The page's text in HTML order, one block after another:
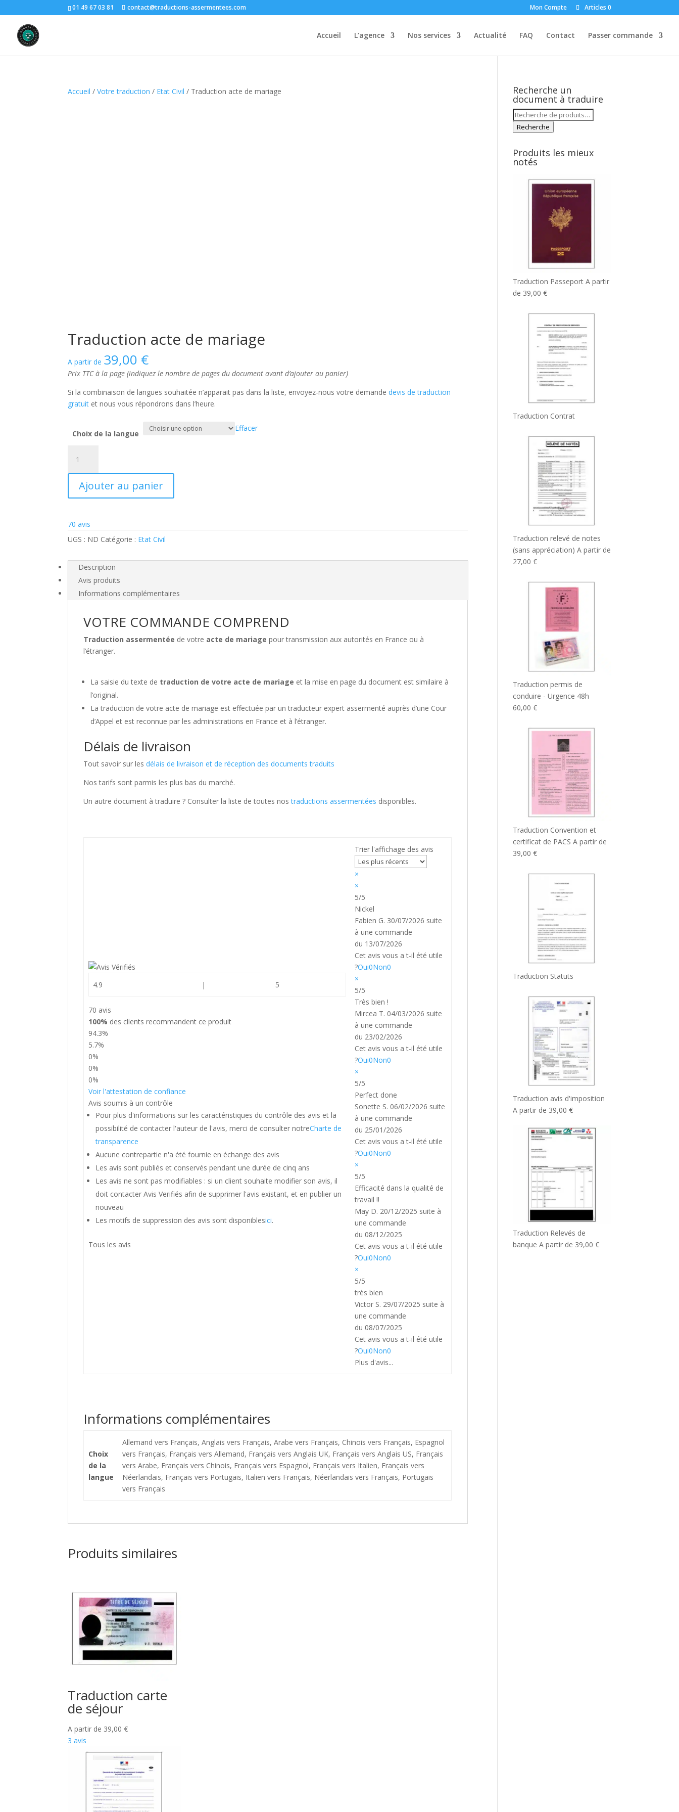
01 49 67 03 81 contact@traductions-assermentees.com Mon Compte Articles 0
Accueil L’agence Nos services Actualité FAQ Contact Passer commande
Accueil /Votre traduction / Etat Civil / Traduction acte de mariage
Traduction acte de mariage
A partir de 39,00 €
Prix TTC à la page (indiquez le nombre de pages du document avant d’ajouter au panier)
Si la combinaison de langues souhaitée n’apparait pas dans la liste, envoyez-nous votre demandedevis de traduction
gratuit et nous vous répondrons dans l’heure.
Choix de la langue
Effacer
Traduction
acte
de
Ajouter au panier
70 avis
UGS : ND Catégorie : Etat Civil
Description
Avis produits
Informations complémentaires
VOTRE COMMANDE COMPREND
Traduction assermentée de votre acte de mariage pour transmission aux autorités en France ou à
l’étranger.
La saisie du texte de traduction de votre acte de mariage et la mise en page du document est similaire à
l’original.
La traduction de votre acte de mariage est effectuée par un traducteur expert assermenté auprès d’une Cour
d’Appel et est reconnue par les administrations en France et à l’étranger.
Délais de livraison
Tout savoir sur lesdélais de livraison et de réception des documents traduits
Nos tarifs sont parmis les plus bas du marché.
Un autre document à traduire ? Consulter la liste de toutes nostraductions assermentées disponibles.
4.9 | 5
70 avis
100% des clients recommandent ce produit
94.3%
5.7%
0%
0%
0%
Voir l'attestation de confiance
Avis soumis à un contrôle
Pour plus d'informations sur les caractéristiques du contrôle des avis et la
possibilité de contacter l'auteur de l'avis, merci de consulter notreCharte de
transparence
Aucune contrepartie n'a été fournie en échange des avis
Les avis sont publiés et conservés pendant une durée de cinq ans
Les avis ne sont pas modifiables : si un client souhaite modifier son avis, il
doit contacter Avis Verifiés afin de supprimer l'avis existant, et en publier un
nouveau
Les motifs de suppression des avis sont disponiblesici.
Tous les avis
Trier l'affichage des avis
×
×
5/5
Nickel
Fabien G. 30/07/2026 suite
à une commande
du 13/07/2026
Cet avis vous a t-il été utile
?Oui0Non0
×
5/5
Très bien !
Mircea T. 04/03/2026 suite
à une commande
du 23/02/2026
Cet avis vous a t-il été utile
?Oui0Non0
×
5/5
Perfect done
Sonette S. 06/02/2026 suite
à une commande
du 25/01/2026
Cet avis vous a t-il été utile
?Oui0Non0
×
5/5
Efficacité dans la qualité de
travail !!
May D. 20/12/2025 suite à
une commande
du 08/12/2025
Cet avis vous a t-il été utile
?Oui0Non0
×
5/5
très bien
Victor S. 29/07/2025 suite à
une commande
du 08/07/2025
Cet avis vous a t-il été utile
?Oui0Non0
Plus d'avis...
Informations complémentaires
Choix
de la
langue
Allemand vers Français, Anglais vers Français, Arabe vers Français, Chinois vers Français, Espagnol
vers Français, Français vers Allemand, Français vers Anglais UK, Français vers Anglais US, Français
vers Arabe, Français vers Chinois, Français vers Espagnol, Français vers Italien, Français vers
Néerlandais, Français vers Portugais, Italien vers Français, Néerlandais vers Français, Portugais
vers Français
Produits similaires
Traduction carte
de séjour
A partir de 39,00€
3 avis
Recherche un
document à traduire
Recherche
pour :
Recherche
Produits les mieux
notés
Traduction Passeport A partir
de 39,00€
Traduction Contrat
Traduction relevé de notes
(sans appréciation) A partir de
27,00€
Traduction permis de
conduire - Urgence 48h
60,00€
Traduction Convention et
certificat de PACS A partir de
39,00€
Traduction Statuts
Traduction avis d'imposition
A partir de 39,00€
Traduction Relevés de
banque A partir de 39,00€